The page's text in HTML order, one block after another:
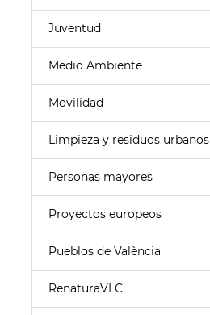
Juventud
Medio Ambiente
Movilidad
Limpieza y residuos urbanos
Personas mayores
Proyectos europeos
Pueblos de València
RenaturaVLC